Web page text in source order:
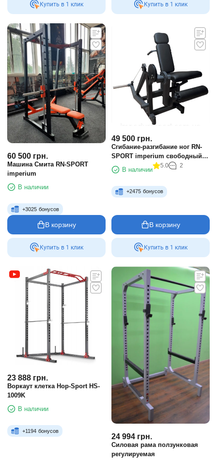
Купить в 1 клик Купить в 1 клик
60 500 грн.
Машина Смита RN-SPORT
imperium
В наличии
+3025 бонусов
В корзину
Купить в 1 клик
49 500 грн.
Сгибание-разгибание ног RN-
SPORT imperium свободный
вес
В наличии
5.0 2
+2475 бонусов
В корзину
Купить в 1 клик
23 888 грн.
Воркаут клетка Hop-Sport HS-
1009K
В наличии
+1194 бонусов
24 994 грн.
Силовая рама ползунковая
регулируемая